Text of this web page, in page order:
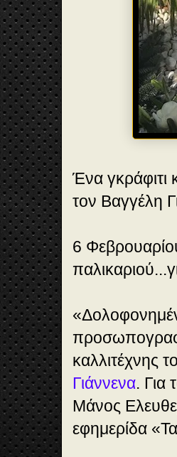
Ένα γκράφιτι
τον Βαγγέλη
6
καλλιτέχνης
Γιάννενα. Για
Μάνος
εφημερίδα